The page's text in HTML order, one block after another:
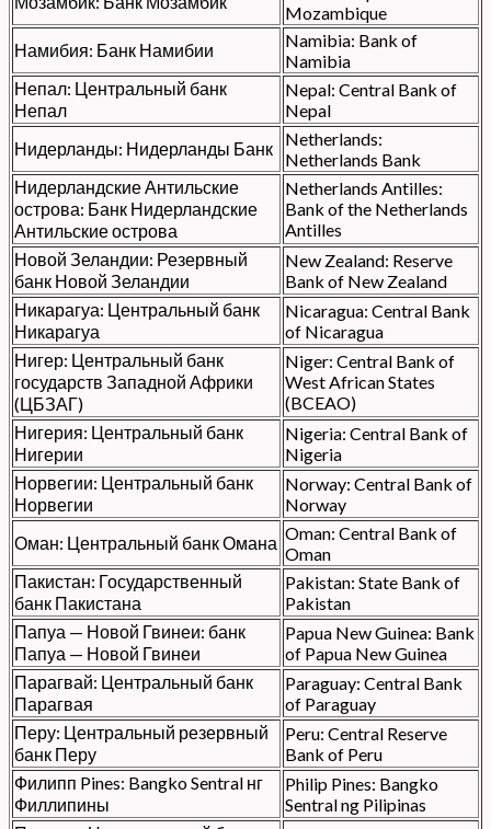
Mozambique
Намибия: Банк Намибии
Namibia: Bank of
Namibia
Непал: Центральный банк
Непал
Nepal: Central Bank of
Nepal
Нидерланды: Нидерланды Банк
Netherlands:
Netherlands Bank
Нидерландские Антильские
острова: Банк Нидерландские
Антильские острова
Netherlands Antilles:
Bank of the Netherlands
Antilles
Новой Зеландии: Резервный
банк Новой Зеландии
New Zealand: Reserve
Bank of New Zealand
Никарагуа: Центральный банк
Никарагуа
Nicaragua: Central Bank
of Nicaragua
Нигер: Центральный банк
государств Западной Африки
(ЦБЗАГ)
Niger: Central Bank of
West African States
(BCEAO)
Нигерия: Центральный банк
Нигерии
Nigeria: Central Bank of
Nigeria
Норвегии: Центральный банк
Норвегии
Norway: Central Bank of
Norway
Оман: Центральный банк Омана Oman: Central Bank of
Oman
Пакистан: Государственный
банк Пакистана
Pakistan: State Bank of
Pakistan
Папуа — Новой Гвинеи: банк
Папуа — Новой Гвинеи
Papua New Guinea: Bank
of Papua New Guinea
Парагвай: Центральный банк
Парагвая
Paraguay: Central Bank
of Paraguay
Перу: Центральный резервный
банк Перу
Peru: Central Reserve
Bank of Peru
Филипп Pines: Bangko Sentral нг
Филлипины
Philip Pines: Bangko
Sentral ng Pilipinas